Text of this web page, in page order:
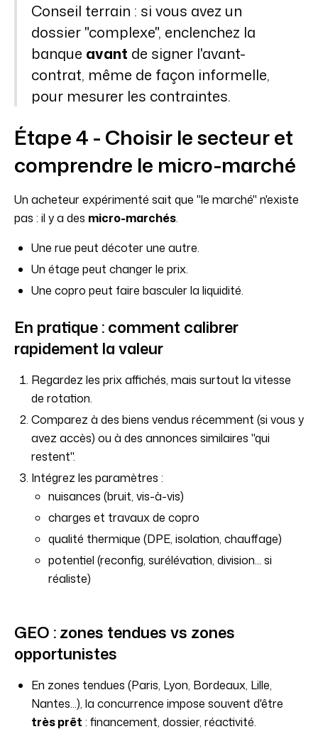
Conseil terrain : si vous avez un
dossier "complexe", enclenchez la
banque avant de signer l'avant-
contrat, même de façon informelle,
pour mesurer les contraintes.
Étape 4 - Choisir le secteur et
comprendre le micro-marché
Un acheteur expérimenté sait que "le marché" n'existe
pas : il y a des micro-marchés.
Une rue peut décoter une autre.
Un étage peut changer le prix.
Une copro peut faire basculer la liquidité.
En pratique : comment calibrer
rapidement la valeur
Regardez les prix affichés, mais surtout la vitesse
de rotation.
Comparez à des biens vendus récemment (si vous y
avez accès) ou à des annonces similaires "qui
restent".
Intégrez les paramètres :
nuisances (bruit, vis-à-vis)
charges et travaux de copro
qualité thermique (DPE, isolation, chauffage)
potentiel (reconfig, surélévation, division... si
réaliste)
GEO : zones tendues vs zones
opportunistes
En zones tendues (Paris, Lyon, Bordeaux, Lille,
Nantes...), la concurrence impose souvent d'être
très prêt : financement, dossier, réactivité.